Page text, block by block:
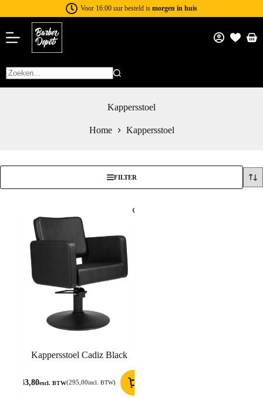
Voor 16:00 uur besteld is morgen in huis
Kappersstoel
Home Kappersstoel
FILTER
Kappersstoel Cadiz Black
243,80excl. BTW(295,00incl. BTW)